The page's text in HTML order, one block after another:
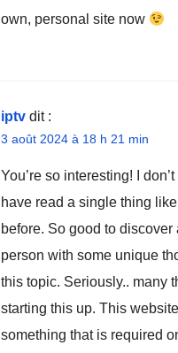
own, personal site now
iptv dit :
3 août 2024 à 18 h 21 min
You’re so interesting! I don’t
have read a single thing
before. So good to discover
person with some unique
this topic. Seriously.. many
starting this up. This
something that is required